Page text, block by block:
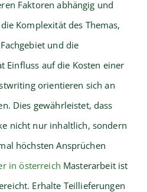
Faktoren abhängig und
Komplexität des Themas,
und die
Einfluss auf die Kosten einer
orientieren sich an
Dies gewährleistet, dass
nicht nur inhaltlich, sondern
höchsten Ansprüchen
in österreich Masterarbeit ist
Erhalte Teillieferungen